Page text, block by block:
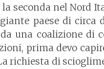
la seconda nel Nord
paese di
una coalizione di
prima devo
richiesta di